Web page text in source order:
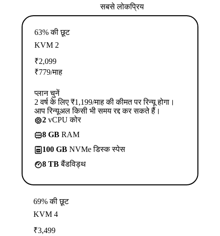
सबसे लोकप्रिय
63% की छूट
KVM 2
₹2,099
₹779/माह
प्लान चुनें
2 वर्ष के लिए ₹1,199/माह की कीमत पर रिन्यू होगा।
आप रिन्यूअल किसी भी समय रद्द कर सकते हैं।
2 vCPU कोर
8 GB RAM
100 GB NVMe डिस्क स्पेस
8 TBबैंडविड्थ
69% की छूट
KVM 4
₹3,499